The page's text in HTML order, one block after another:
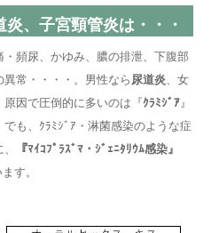
、子宮頸管炎は・・・
・頻尿、かゆみ、膿の排泄、下腹部
常・・・・。男性なら 尿道炎、女
原因で圧倒的に多いのは『ｸﾗﾐｼﾞｱ』
でも、ｸﾗﾐｼﾞｱ・淋菌感染のような症
『ﾏｲｺﾌﾟﾗｽﾞﾏ・ｼﾞｪﾆﾀﾘｳﾑ感染』
す。